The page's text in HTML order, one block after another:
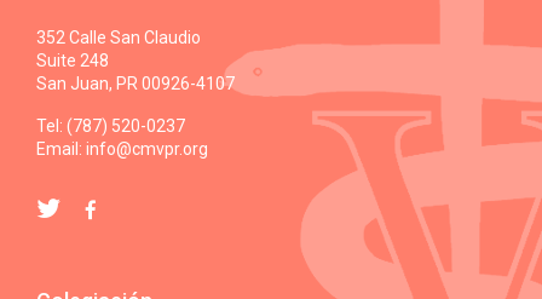
352 Calle San Claudio
Suite 248
San Juan, PR 00926-4107
Tel: (787) 520-0237
Email: info@cmvpr.org